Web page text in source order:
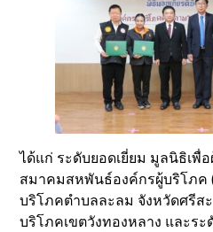
ได้แก่ ระดับยอดเยี่ยม มูลนิธิเพื่
สมาคมสหพันธ์องค์กรผู้บริโภค
บริโภคตำบลละลม จังหวัดศรีส
บริโภคเขตวังทองหลาง และร